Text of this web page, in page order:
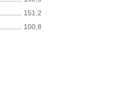
151,2
100,8